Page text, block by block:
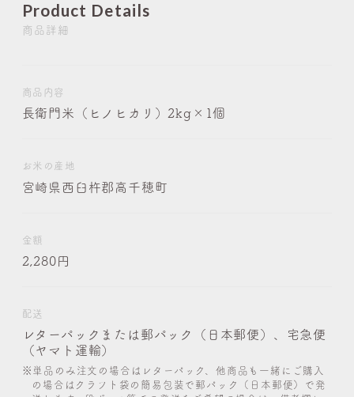
Product Details
商品詳細
商品内容
長衛門米（ヒノヒカリ）2kg×1個
お米の産地
宮崎県西臼杵郡高千穂町
金額
2,280円
配送
レターパックまたは郵パック（日本郵便）、宅急便
（ヤマト運輸）
※単品のみ注文の場合はレターパック、他商品も一緒にご購入
の場合はクラフト袋の簡易包装で郵パック（日本郵便）で発